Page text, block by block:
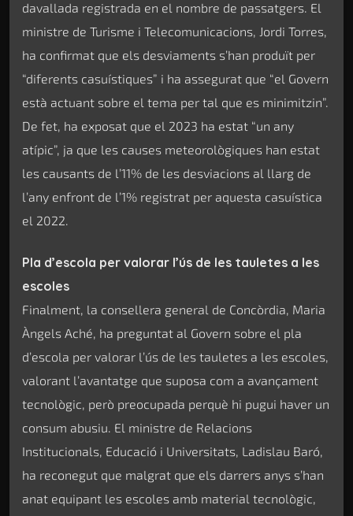
davallada registrada en el nombre de passatgers. El
ministre de Turisme i Telecomunicacions, Jordi Torres,
ha confirmat que els desviaments s’han produït per
“diferents casuístiques” i ha assegurat que “el Govern
està actuant sobre el tema per tal que es minimitzin”.
De fet, ha exposat que el 2023 ha estat “un any
atípic”, ja que les causes meteorològiques han estat
les causants de l’11% de les desviacions al llarg de
l’any enfront de l’1% registrat per aquesta casuística
el 2022.
Pla d’escola per valorar l’ús de les tauletes a les
escoles
Finalment, la consellera general de Concòrdia, Maria
Àngels Aché, ha preguntat al Govern sobre el pla
d’escola per valorar l’ús de les tauletes a les escoles,
valorant l’avantatge que suposa com a avançament
tecnològic, però preocupada perquè hi pugui haver un
consum abusiu. El ministre de Relacions
Institucionals, Educació i Universitats, Ladislau Baró,
ha reconegut que malgrat que els darrers anys s’han
anat equipant les escoles amb material tecnològic,